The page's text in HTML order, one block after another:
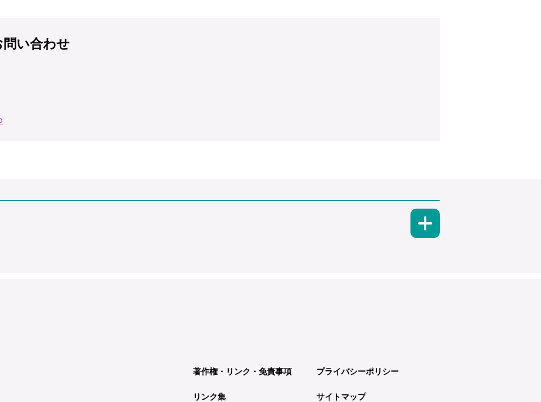
い合わせ
著作権・リンク・免責事項 プライバシーポリシー
リンク集 サイトマップ